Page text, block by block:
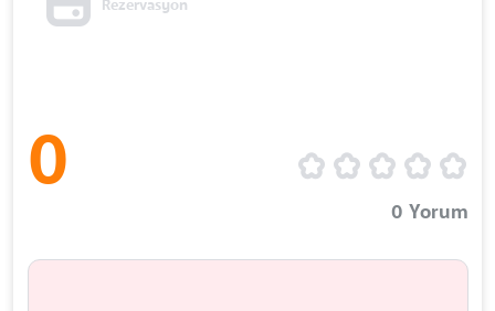
Rezervasyon
0
0 Yorum